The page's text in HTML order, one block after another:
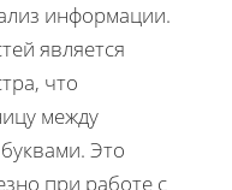
информации.
является
что
между
Это
при работе с